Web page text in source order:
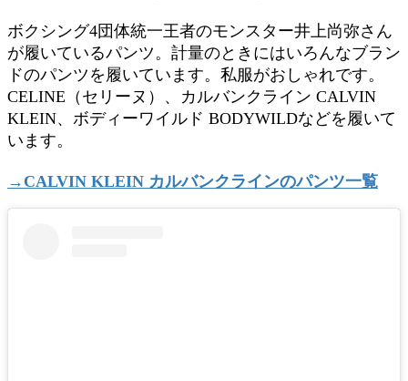
ボクシング4団体統一王者のモンスター井上尚弥さん
が履いているパンツ。計量のときにはいろんなブラン
ドのパンツを履いています。私服がおしゃれです。
CELINE（セリーヌ）、カルバンクライン CALVIN
KLEIN、ボディーワイルド BODYWILDなどを履いて
います。
→CALVIN KLEIN カルバンクラインのパンツ一覧